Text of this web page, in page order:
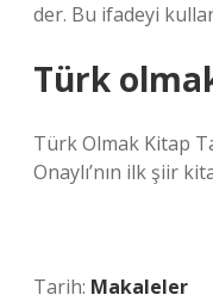
der. Bu ifadeyi
Türk
Türk Olmak Kitap
Onaylı’nın ilk şiir
Tarih: Makaleler